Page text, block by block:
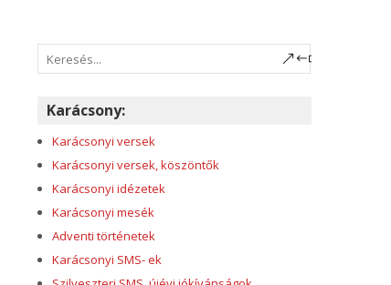
Karácsony:
Karácsonyi versek
Karácsonyi versek, köszöntők
Karácsonyi idézetek
Karácsonyi mesék
Adventi történetek
Karácsonyi SMS- ek